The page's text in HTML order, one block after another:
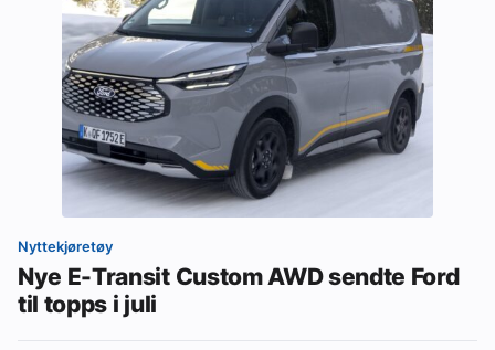
Nyttekjøretøy
Nye E-Transit Custom AWD sendte Ford
til topps i juli